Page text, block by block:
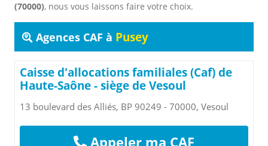
(70000), nous vous laissons faire votre choix.
Agences CAF à Pusey
Caisse d'allocations familiales (Caf) de
Haute-Saône - siège de Vesoul
13 boulevard des Alliés, BP 90249 - 70000, Vesoul
Appeler ma CAF